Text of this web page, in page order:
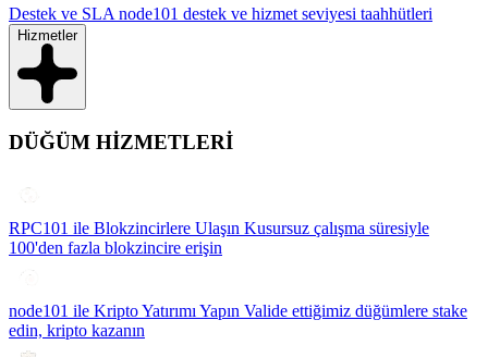
Destek ve SLA node101 destek ve hizmet seviyesi taahhütleri
Hizmetler
DÜĞÜM HİZMETLERİ
RPC101 ile Blokzincirlere Ulaşın Kusursuz çalışma süresiyle
100'den fazla blokzincire erişin
node101 ile Kripto Yatırımı Yapın Valide ettiğimiz düğümlere stake
edin, kripto kazanın